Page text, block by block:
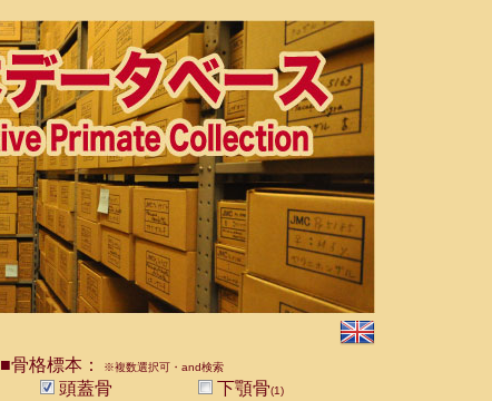
■骨格標本： ※複数選択可・and検索
頭蓋骨 下顎骨(1)